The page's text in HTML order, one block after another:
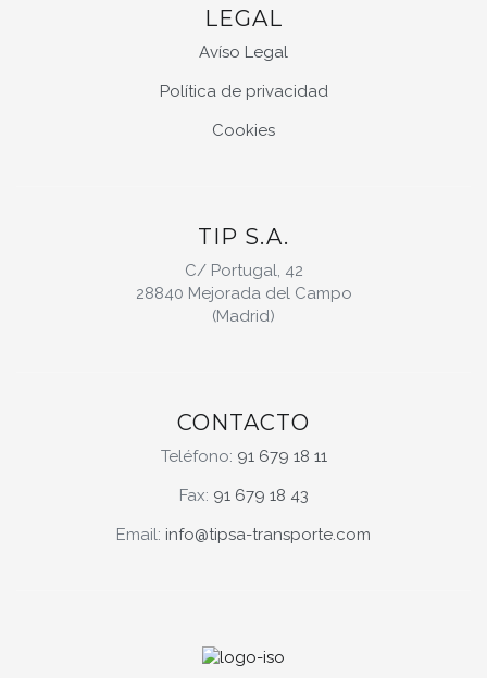
LEGAL
Avíso Legal
Política de privacidad
Cookies
TIP S.A.
C/ Portugal, 42
28840 Mejorada del Campo
(Madrid)
CONTACTO
Teléfono: 91 679 18 11
Fax: 91 679 18 43
Email: info@tipsa-transporte.com